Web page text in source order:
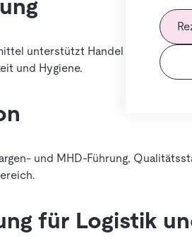
unterstützt Handel oder
und Hygiene.
und MHD-Führung,
für Logistik